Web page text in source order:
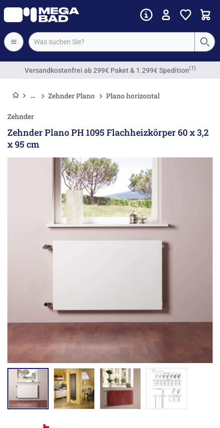
Vorkassenrabatt
Zehnder Plano Plano horizontal
Zehnder
Zehnder Plano PH 1095 Flachheizkörper 60 x 3,2
x 95 cm